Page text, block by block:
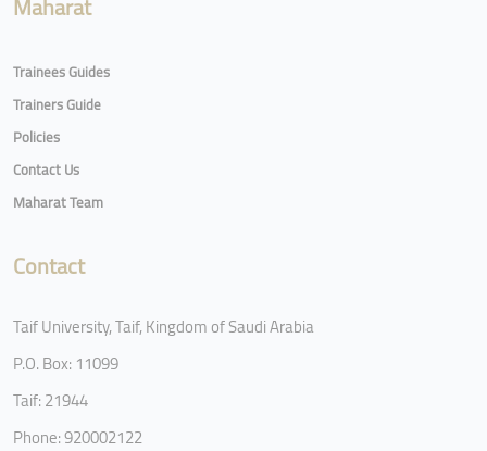
Trainees Guides
Trainers Guide
Policies
Contact Us
Maharat Team
Contact
Taif University, Taif, Kingdom of Saudi Arabia
P.O. Box: 11099
Taif: 21944
Phone: 920002122